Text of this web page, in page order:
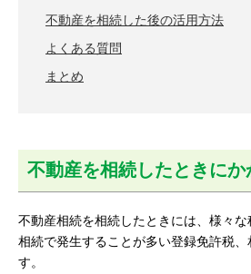
不動産を相続した後の活用方法
よくある質問
まとめ
不動産を相続したときにか
不動産相続を相続したときには、様々な
相続で発生することが多い登録免許税
す。